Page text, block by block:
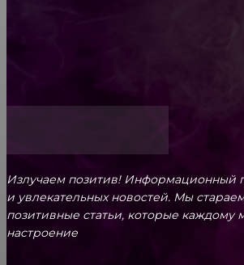
Излучаем позитив! Информационный
и увлекательных новоcтей. Мы
позитивные статьи, которые каждому
настроение